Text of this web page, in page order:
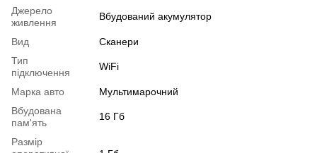
Джерело
живлення
Вбудований акумулятор
Вид
Сканери
Тип
підключення
WiFi
Марка авто
Мультимарочний
Вбудована
пам'ять
16 Гб
Размір